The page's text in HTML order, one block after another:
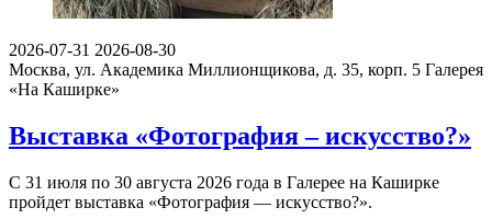
2026-07-31 2026-08-30
Москва, ул. Академика Миллионщикова, д. 35, корп. 5 Галерея
«На Каширке»
Выставка «Фотография – искусство?»
С 31 июля по 30 августа 2026 года в Галерее на Каширке
пройдет выставка «Фотография — искусство?».